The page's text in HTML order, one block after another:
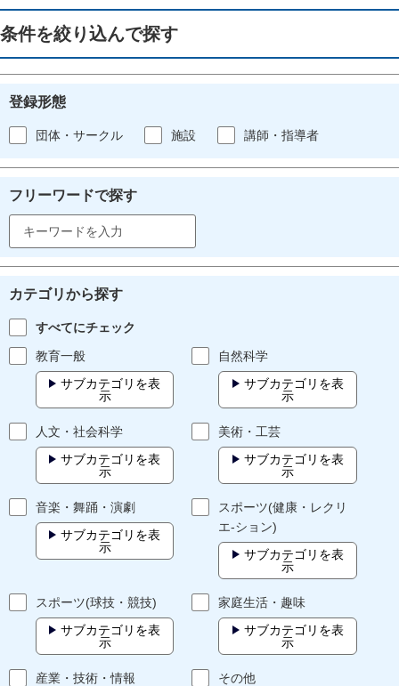
条件を絞り込んで探す
登録形態
団体・サークル 施設 講師・指導者
フリーワードで探す
カテゴリから探す
すべてにチェック
教育一般
サブカテゴリを表
示
自然科学
サブカテゴリを表
示
人文・社会科学
サブカテゴリを表
示
美術・工芸
サブカテゴリを表
示
音楽・舞踊・演劇
サブカテゴリを表
示
スポーツ(健康・レクリ
エ-ション)
サブカテゴリを表
示
スポーツ(球技・競技)
サブカテゴリを表
示
家庭生活・趣味
サブカテゴリを表
示
産業・技術・情報
その他